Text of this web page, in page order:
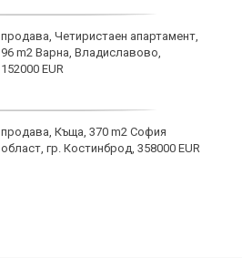
продава, Четиристаен апартамент,
96 m2 Варна, Владиславово,
152000 EUR
продава, Къща, 370 m2 София
област, гр. Костинброд, 358000 EUR